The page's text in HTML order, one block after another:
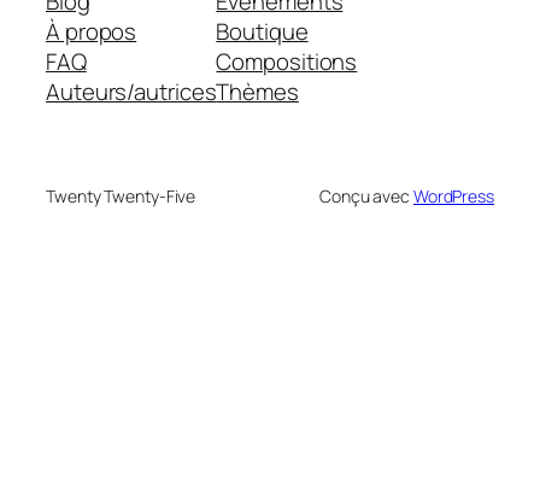
À propos
FAQ
Auteurs/autrices
Boutique
Compositions
Thèmes
Twenty Twenty-Five Conçu avec WordPress